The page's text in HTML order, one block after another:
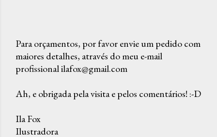
P
o
t
r
u
Para orçamentos, por favor envie um pedido com
maiores detalhes, através do meu e-mail
profissional ilafox@gmail.com
Ah, e obrigada pela visita e pelos comentários! :-D
Ila Fox
Ilustradora